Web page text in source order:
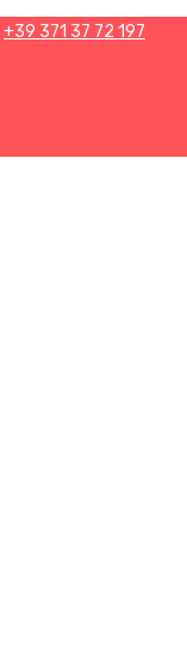
+39 371 37 72 197